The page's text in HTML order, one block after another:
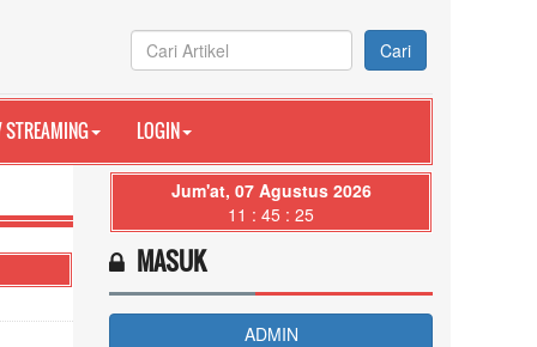
Cari
STREAMING LOGIN
Jum'at, 07 Agustus 2026
11 : 45 : 26
MASUK
ADMIN